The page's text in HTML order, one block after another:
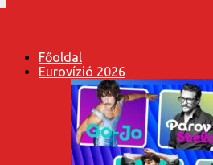
Főoldal
Eurovízió 2026